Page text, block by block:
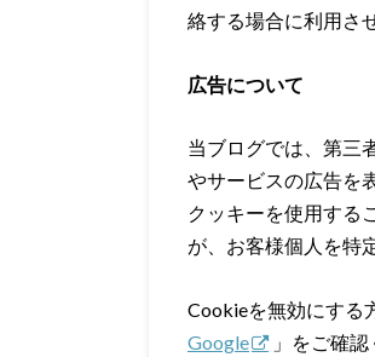
絡する場合に利用さ
広告について
当ブログでは、第三
やサービスの広告を
クッキーを使用する
が、お客様個人を特
Cookieを無効にする
Google
」をご確認